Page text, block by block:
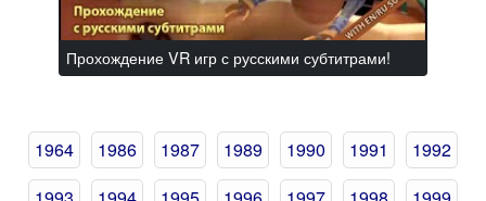
Прохождение VR игр с русскими субтитрами!
1964 1986 1987 1989 1990 1991
1992